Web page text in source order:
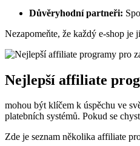
Důvěryhodní partneři:
Nezapomeňte, že každý e-shop je
Nejlepší affiliate
mohou být klíčem k úspěchu ve
platebních systémů. Pokud se
Zde je seznam několika affiliate